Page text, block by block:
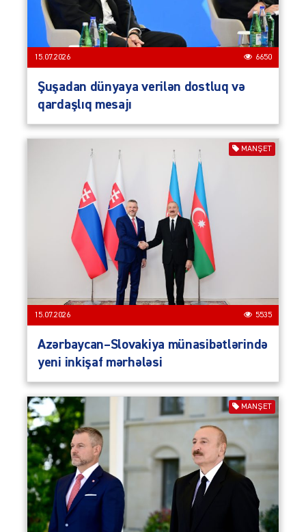
15.07.2026 6650
Şuşadan dünyaya verilən dostluq və
qardaşlıq mesajı
MANŞET
15.07.2026 5535
Azərbaycan–Slovakiya münasibətlərində
yeni inkişaf mərhələsi
MANŞET